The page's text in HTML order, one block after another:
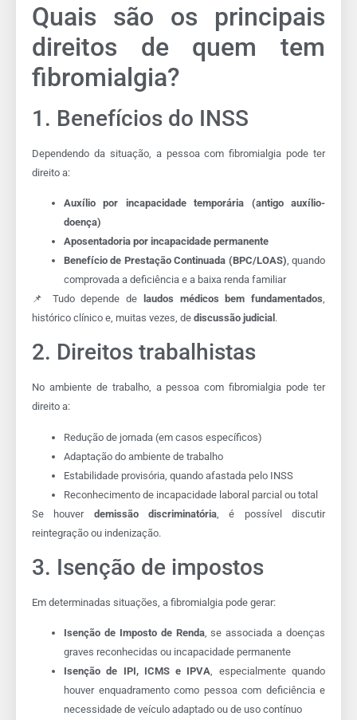
Quais são os principais
direitos de quem tem
fibromialgia?
1. Benefícios do INSS
Dependendo da situação, a pessoa com fibromialgia pode ter
direito a:
Auxílio por incapacidade temporária (antigo auxílio-
doença)
Aposentadoria por incapacidade permanente
Benefício de Prestação Continuada (BPC/LOAS) , quando
comprovada a deficiência e a baixa renda familiar
📌 Tudo depende de
laudos médicos bem fundamentados
histórico clínico e, muitas vezes, de discussão judicial .
2. Direitos trabalhistas
No ambiente de trabalho, a pessoa com fibromialgia pode ter
direito a:
Redução de jornada (em casos específicos)
Adaptação do ambiente de trabalho
Estabilidade provisória, quando afastada pelo INSS
Reconhecimento de incapacidade laboral parcial ou total
Se houver demissão discriminatória , é possível discutir
reintegração ou indenização.
3. Isenção de impostos
Em determinadas situações, a fibromialgia pode gerar:
Isenção de Imposto de Renda, se associada a doenças
graves reconhecidas ou incapacidade permanente
Isenção de IPI, ICMS e IPVA, especialmente quando
houver enquadramento como pessoa com deficiência e
necessidade de veículo adaptado ou de uso contínuo